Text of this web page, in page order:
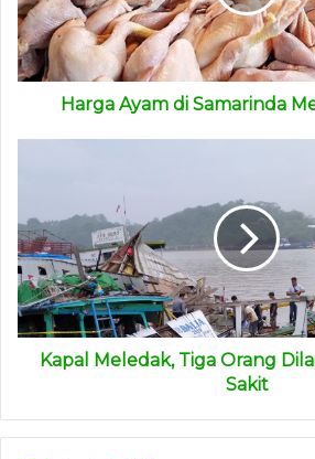
Faisal menyampaikan, bawha
perusahaan itu sudah lengkap. Dan
memiliki Standar Nasional Indonesia
“Dari data-data yang di perlihatkan
pabrik resin yang sudah tidak aktif
Sementara itu, Kepala Pemasaran PT
Dadi Suryadi menerangkan bahwa
menggunakan pupuk untuk tanaman
per pohon memakai 7,5 kg. Jika
berbentuk briket dibutuhkan
“Apabila menggunakan pupuk slow
Harga Ayam di Samarinda
Kapal Meledak, Tiga Orang
Sakit